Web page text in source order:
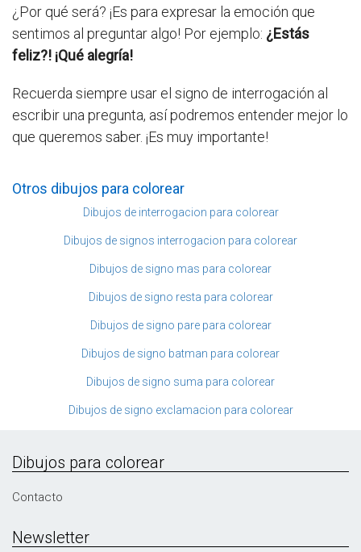
¿Por qué será? ¡Es para expresar la emoción que
sentimos al preguntar algo! Por ejemplo: ¿Estás
feliz?! ¡Qué alegría!
Recuerda siempre usar el signo de interrogación al
escribir una pregunta, así podremos entender mejor lo
que queremos saber. ¡Es muy importante!
Otros dibujos para colorear
Dibujos de interrogacion para colorear
Dibujos de signos interrogacion para colorear
Dibujos de signo mas para colorear
Dibujos de signo resta para colorear
Dibujos de signo pare para colorear
Dibujos de signo batman para colorear
Dibujos de signo suma para colorear
Dibujos de signo exclamacion para colorear
Dibujos para colorear
Contacto
Newsletter